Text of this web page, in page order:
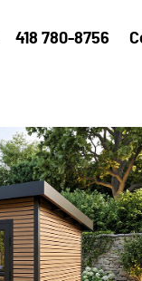
418 780-8756